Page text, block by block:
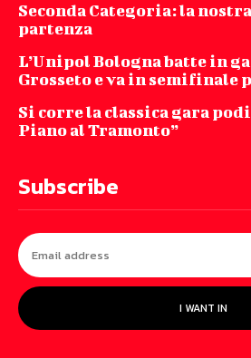
Seconda Categoria: la
partenza
L’Unipol Bologna batte in
Grosseto e va in semifinale
Si corre la classica gara
Piano al Tramonto”
Subscribe
I WANT IN